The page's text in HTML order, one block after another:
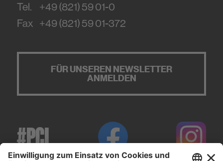
Tel.
+49 (821) 59 01-0
Fax +49 (821) 59 01-372
FÜR UNSEREN NEWSLETTER
ANMELDEN
#PCI